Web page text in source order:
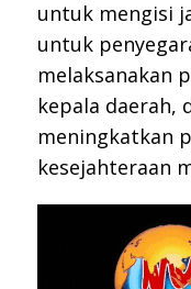
untuk mengisi
untuk
melaksanakan
kepala daerah,
meningkatkan
kesejahteraan